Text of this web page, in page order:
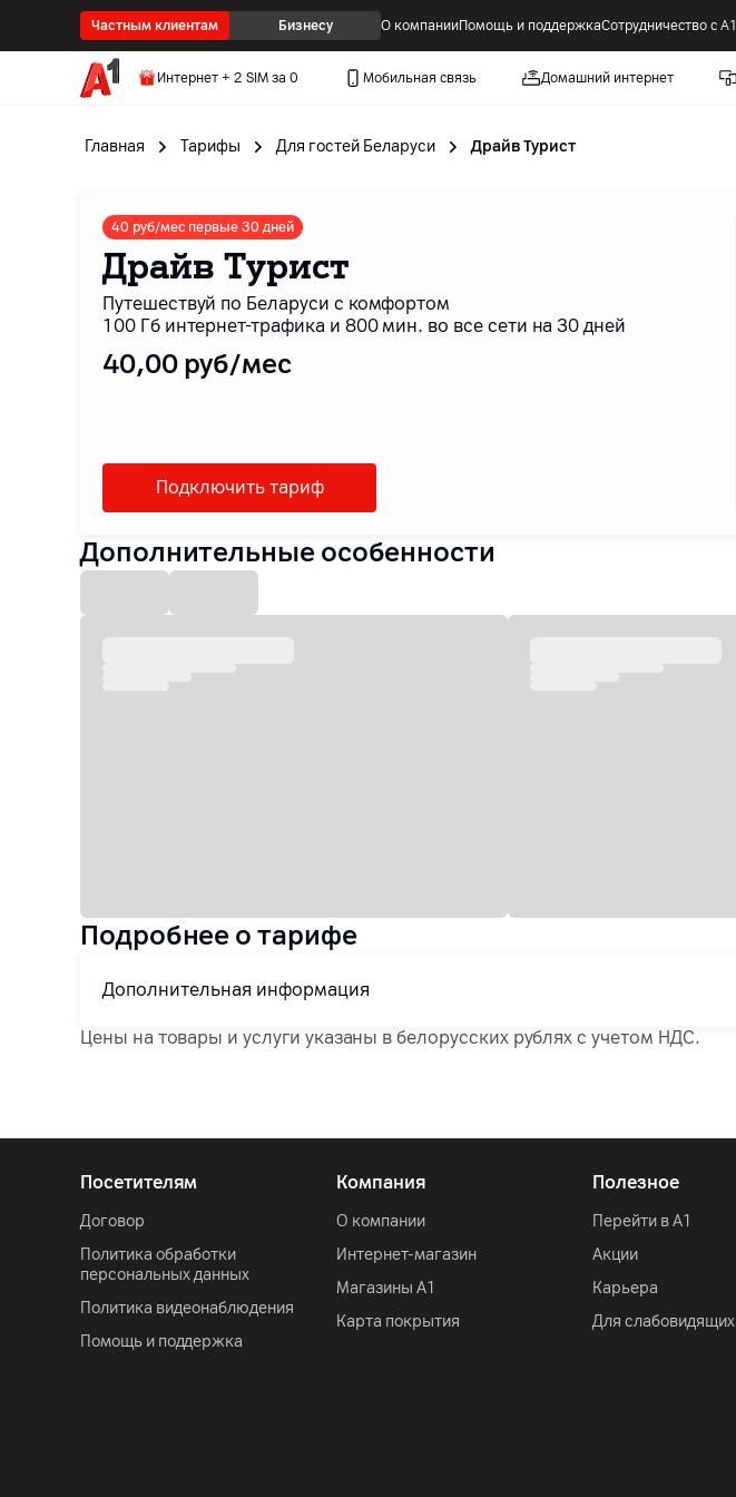
Частным клиентам Бизнесу О компанииПомощь и поддержкаСотрудничество с А1
Интернет + 2 SIM за 0 Мобильная связь Домашний интернет
Главная Тарифы Для гостей Беларуси Драйв Турист
40 руб/мес первые 30 дней
Драйв Турист
Путешествуй по Беларуси с комфортом
100 Гб интернет-трафика и 800 мин. во все сети на 30 дней
40,00руб/мес
Подключить тариф
Дополнительные особенности
Подробнее о тарифе
Дополнительная информация
Цены на товары и услуги указаны в белорусских рублях с учетом НДС.
Посетителям
Договор
Политика обработки
персональных данных
Политика видеонаблюдения
Помощь и поддержка
Компания
О компании
Интернет-магазин
Магазины А1
Карта покрытия
Полезное
Перейти в А1
Акции
Карьера
Для слабовидящих